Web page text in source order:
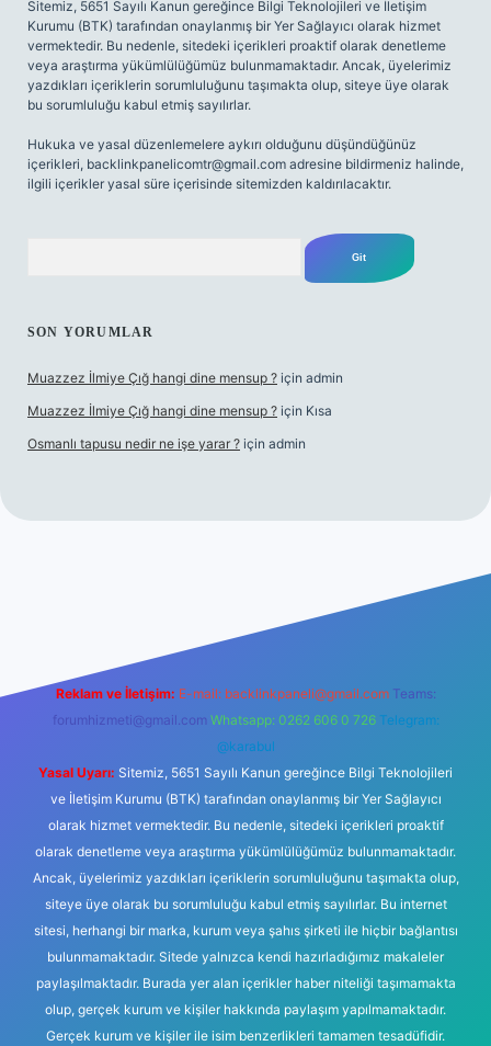
Sitemiz, 5651 Sayılı Kanun gereğince Bilgi Teknolojileri ve İletişim
Kurumu (BTK) tarafından onaylanmış bir Yer Sağlayıcı olarak hizmet
vermektedir. Bu nedenle, sitedeki içerikleri proaktif olarak denetleme
veya araştırma yükümlülüğümüz bulunmamaktadır. Ancak, üyelerimiz
yazdıkları içeriklerin sorumluluğunu taşımakta olup, siteye üye olarak
bu sorumluluğu kabul etmiş sayılırlar.
Hukuka ve yasal düzenlemelere aykırı olduğunu düşündüğünüz
içerikleri, backlinkpanelicomtr@gmail.com adresine bildirmeniz halinde,
ilgili içerikler yasal süre içerisinde sitemizden kaldırılacaktır.
SON YORUMLAR
Muazzez İlmiye Çığ hangi dine mensup ? için admin
Muazzez İlmiye Çığ hangi dine mensup ? için Kısa
Osmanlı tapusu nedir ne işe yarar ? için admin
Reklam ve İletişim: E-mail: backlinkpaneli@gmail.com Teams:
forumhizmeti@gmail.com Whatsapp: 0262 606 0 726 Telegram:
@karabul
Yasal Uyarı: Sitemiz, 5651 Sayılı Kanun gereğince Bilgi Teknolojileri
ve İletişim Kurumu (BTK) tarafından onaylanmış bir Yer Sağlayıcı
olarak hizmet vermektedir. Bu nedenle, sitedeki içerikleri proaktif
olarak denetleme veya araştırma yükümlülüğümüz bulunmamaktadır.
Ancak, üyelerimiz yazdıkları içeriklerin sorumluluğunu taşımakta olup,
siteye üye olarak bu sorumluluğu kabul etmiş sayılırlar. Bu internet
sitesi, herhangi bir marka, kurum veya şahıs şirketi ile hiçbir bağlantısı
bulunmamaktadır. Sitede yalnızca kendi hazırladığımız makaleler
paylaşılmaktadır. Burada yer alan içerikler haber niteliği taşımamakta
olup, gerçek kurum ve kişiler hakkında paylaşım yapılmamaktadır.
Gerçek kurum ve kişiler ile isim benzerlikleri tamamen tesadüfidir.